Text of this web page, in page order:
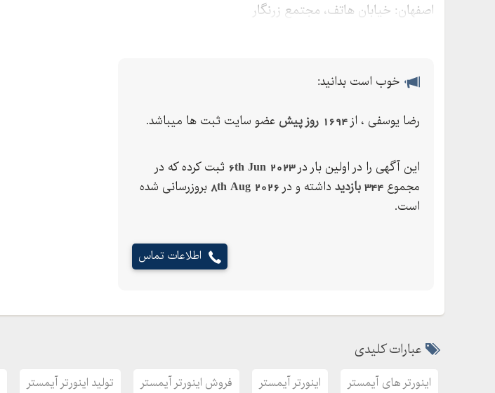
اصفهان: خیابان هاتف، مجتمع زرنگار
۰۲۱-۹۱۶۹۳۸۷۱
۰۹۱۳۵۶۰۵۳۲۳
۰۳۱-۳۲۲۳۳۶۴۸
وب‌سایت:artainverter.com
خوب است بدانید:
رضا یوسفی ، از 1694 روز پیش عضو سایت ثبت ها میباشد.
این آگهی را در اولین بار در6th Jun 2023 ثبت کرده که در
مجموع 344 بازدید داشته و در 8th Aug 2026 بروزرسانی شده
است.
اطلاعات تماس
عبارات کلیدی
اینورتر های آیمستر اینورتر آیمستر فروش اینورتر آیمستر تولید اینورتر آیمستر